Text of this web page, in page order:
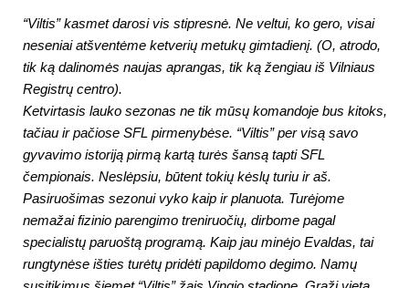
“Viltis” kasmet darosi vis stipresnė. Ne veltui, ko gero, visai
neseniai atšventėme ketverių metukų gimtadienį. (O, atrodo,
tik ką dalinomės naujas aprangas, tik ką žengiau iš Vilniaus
Registrų centro).
Ketvirtasis lauko sezonas ne tik mūsų komandoje bus kitoks,
tačiau ir pačiose SFL pirmenybėse. “Viltis” per visą savo
gyvavimo istoriją pirmą kartą turės šansą tapti SFL
čempionais. Neslėpsiu, būtent tokių kėslų turiu ir aš.
Pasiruošimas sezonui vyko kaip ir planuota. Turėjome
nemažai fizinio parengimo treniruočių, dirbome pagal
specialistų paruoštą programą. Kaip jau minėjo Evaldas, tai
rungtynėse išties turėtų pridėti papildomo degimo. Namų